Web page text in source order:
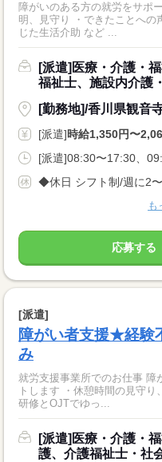
障がいのある方の就労をサポ
明、見守り ・できたことへの
じた生活介助 など ...
[派遣]医療・介護・
福祉士、施設内介護
[勤務地]/香川県観音
[派遣]時給1,350円〜
[派遣]08:30〜17:30、
◆休日 シフト制/週に2
も
応募する
[派遣]
障がい者支援★経
み
就労支援事業所でのお仕事 障
トします ・休憩時間の見守
研修とOJTでゆっ...
[派遣]医療・介護・
護、介護福祉士・社